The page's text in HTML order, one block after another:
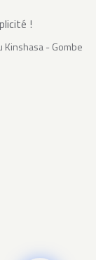
!
Kinshasa - Gombe